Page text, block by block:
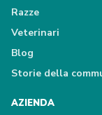
Razze
Veterinari
Blog
Storie della
AZIENDA